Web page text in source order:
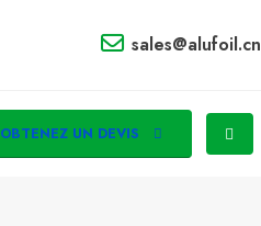
sales@alufoil.cn
OBTENEZ UN DEVIS